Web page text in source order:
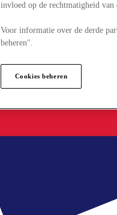
invloed op de rechtmatigheid van
Voor informatie over de derde
beheren".
Cookies beheren